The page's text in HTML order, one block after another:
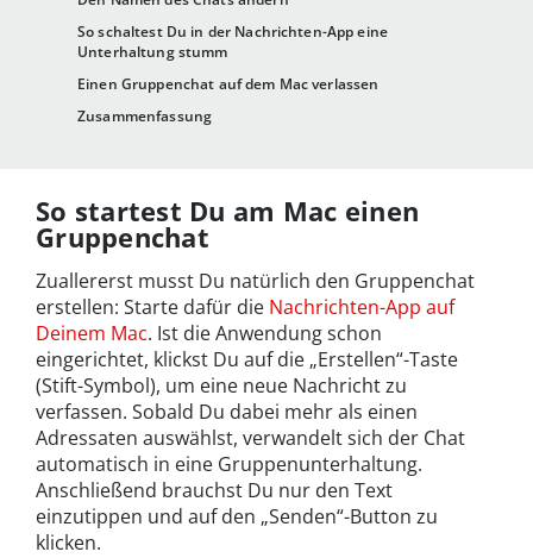
So schaltest Du in der Nachrichten-App eine
Unterhaltung stumm
Einen Gruppenchat auf dem Mac verlassen
Zusammenfassung
So startest Du am Mac einen
Gruppenchat
Zuallererst musst Du natürlich den Gruppenchat
erstellen: Starte dafür die Nachrichten-App auf
Deinem Mac. Ist die Anwendung schon
eingerichtet, klickst Du auf die „Erstellen“-Taste
(Stift-Symbol), um eine neue Nachricht zu
verfassen. Sobald Du dabei mehr als einen
Adressaten auswählst, verwandelt sich der Chat
automatisch in eine Gruppenunterhaltung.
Anschließend brauchst Du nur den Text
einzutippen und auf den „Senden“-Button zu
klicken.